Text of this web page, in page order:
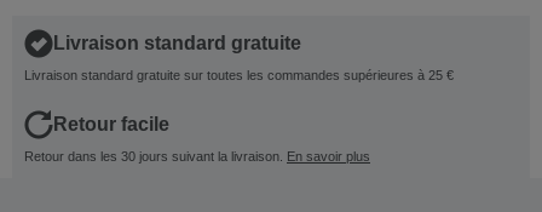
Livraison standard gratuite
Livraison standard gratuite sur toutes les commandes supérieures à 25 €
Retour facile
Retour dans les 30 jours suivant la livraison. En savoir plus